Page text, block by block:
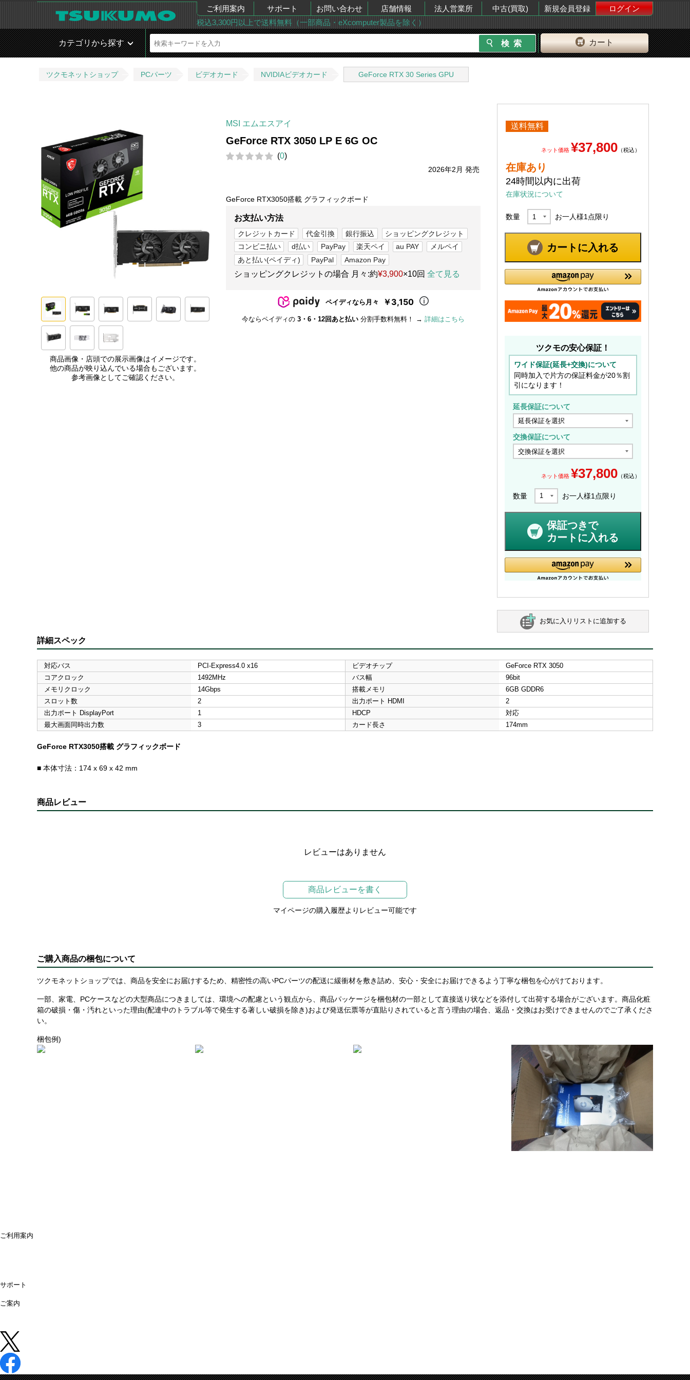
ご利用案内 サポート お問い合わせ 店舗情報 法人営業所 中古(買取) 新規会員登録
ログイン
税込3,300円以上で送料無料（一部商品・eXcomputer製品を除く）
カート
カテゴリから探す
ツクモネットショップ PCパーツ ビデオカード NVIDIAビデオカード GeForce RTX 30 Series GPU
商品画像・店頭での展示画像はイメージです。
他の商品が映り込んでいる場合もございます。
参考画像としてご確認ください。
MSI エムエスアイ
GeForce RTX 3050 LP E 6G OC
(0)
2026年2月 発売
GeForce RTX3050搭載 グラフィックボード
お支払い方法
クレジットカード 代金引換 銀行振込
ショッピングクレジット
コンビニ払い
d払い PayPay 楽天ペイ au PAY
メルペイ
あと払い(ペイディ)
PayPal Amazon Pay
ショッピングクレジットの場合 月々:約¥3,900×10回 全て見る
ペイディなら月々 ￥3,150
今ならペイディの 3・6・12回あと払い 分割手数料無料！ → 詳細はこちら
送料無料
ネット価格 ¥37,800 （税込）
在庫あり
24時間以内に出荷
在庫状況について
数量 お一人様1 点限り
カートに入れる
ツクモの安心保証！
ワイド保証(延長+交換)について
同時加入で片方の保証料金が20％割
引になります！
延長保証について
交換保証について
ネット価格 ¥37,800 （税込）
数量 お一人様1 点限り
保証つきで
カートに入れる
お気に入りリストに追加する
詳細スペック
対応バス PCI-Express4.0 x16 ビデオチップ
GeForce RTX 3050
コアクロック
1492MHz バス幅
96bit
メモリクロック
14Gbps 搭載メモリ
6GB GDDR6
スロット数
2 出力ポート HDMI
2
出力ポート DisplayPort
1 HDCP
対応
最大画面同時出力数
3 カード長さ 174mm
GeForce RTX3050搭載 グラフィックボード
■ 本体寸法：174 x 69 x 42 mm
商品レビュー
レビューはありません
商品レビューを書く
マイページの購入履歴よりレビュー可能です
ご購入商品の梱包について
ツクモネットショップでは、商品を安全にお届けするため、精密性の高いPCパーツの配送に緩衝材を敷き詰め、安心・安全にお届けできるよう丁寧な梱包を心がけております。
一部、家電、PCケースなどの大型商品につきましては、環境への配慮という観点から、商品パッケージを梱包材の一部として直接送り状などを添付して出荷する場合がございます。商品化粧
箱の破損・傷・汚れといった理由(配達中のトラブル等で発生する著しい破損を除き)および発送伝票等が直貼りされていると言う理由の場合、返品・交換はお受けできませんのでご了承くださ
い。
梱包例)
ご利用案内
サポート
ご案内